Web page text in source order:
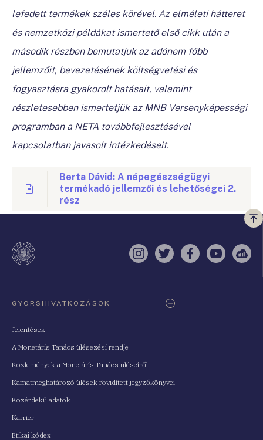
lefedett termékek széles körével. Az elméleti hátteret
és nemzetközi példákat ismertető első cikk után a
második részben bemutatjuk az adónem főbb
jellemzőit, bevezetésének költségvetési és
fogyasztásra gyakorolt hatásait, valamint
részletesebben ismertetjük az MNB Versenyképességi
programban a NETA továbbfejlesztésével
kapcsolatban javasolt intézkedéseit.
Berta Dávid: A népegészségügyi
termékadó jellemzői és lehetőségei 2.
rész
a
Instagram
TwitterFacebook
YouTube
GYORSHIVATKOZÁSOK
Jelentések
A Monetáris Tanács ülésezési rendje
Közlemények a Monetáris Tanács üléseiről
Kamatmeghatározó ülések rövidített jegyzőkönyvei
Közérdekű adatok
Karrier
Etikai kódex